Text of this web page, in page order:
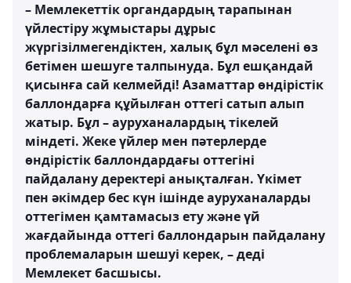
– Мемлекеттік органдардың тарапынан
үйлестіру жұмыстары дұрыс
жүргізілмегендіктен, халық бұл мәселені өз
бетімен шешуге талпынуда. Бұл ешқандай
қисынға сай келмейді! Азаматтар өндірістік
баллондарға құйылған оттегі сатып алып
жатыр. Бұл – ауруханалардың тікелей
міндеті. Жеке үйлер мен пәтерлерде
өндірістік баллондардағы оттегіні
пайдалану деректері анықталған. Үкімет
пен әкімдер бес күн ішінде ауруханаларды
оттегімен қамтамасыз ету және үй
жағдайында оттегі баллондарын пайдалану
проблемаларын шешуі керек, – деді
Мемлекет басшысы.